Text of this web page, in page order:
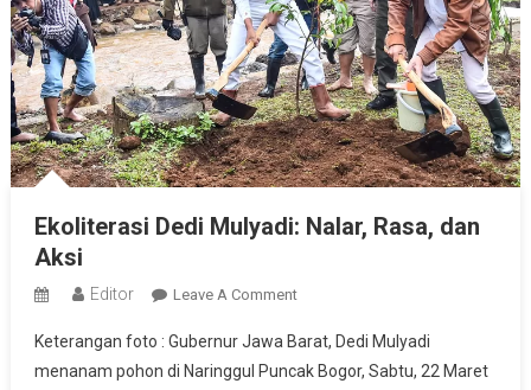
Ekoliterasi Dedi Mulyadi: Nalar, Rasa, dan
Aksi
Editor Leave A CommentOn
Dedi
Mulyadi:
Keterangan foto : Gubernur Jawa Barat, Dedi Mulyadi
menanam pohon di Naringgul Puncak Bogor, Sabtu, 22 Maret